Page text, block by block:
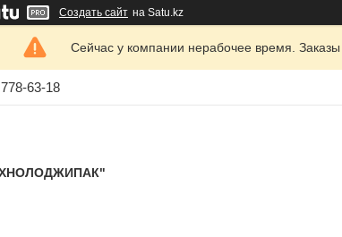
Создать сайт на Satu.kz
Сейчас у компании нерабочее время.
63-18